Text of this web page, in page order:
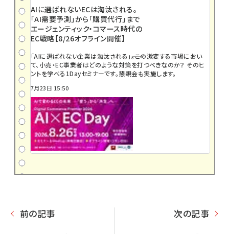
AIに選ばれないECは淘汰される。
「AI需要予測」から「購買代行」まで
エージェンティック・コマース時代の
EC戦略【8/26オフライン開催】
「AIに選ばれない企業は淘汰される」――。この激変する市場におい
て、小売・EC事業者はどのような対策を打つべきなのか？ そのヒ
ントを学べる1Dayセミナーです。懇親会も実施します。
7月23日 15:50
前の記事 次の記事